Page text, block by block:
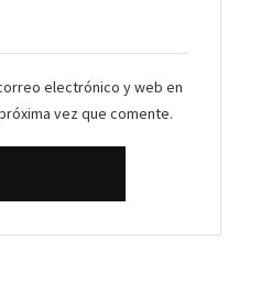
electrónico y web en
vez que comente.